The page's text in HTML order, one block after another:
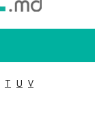
T U V